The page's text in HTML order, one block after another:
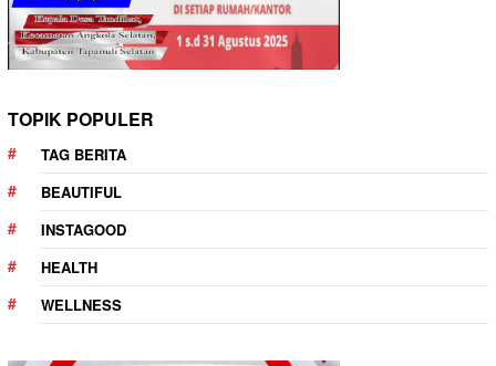
TOPIK POPULER
TAG BERITA
BEAUTIFUL
INSTAGOOD
HEALTH
WELLNESS